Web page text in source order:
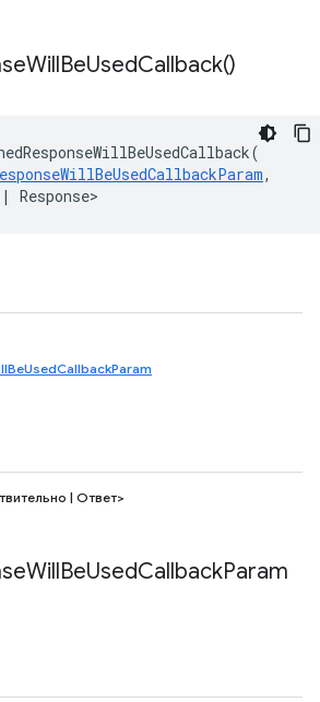
WillBeUsedCallback()
(
,
| Response>
| Ответ>
WillBeUsedCallbackParam